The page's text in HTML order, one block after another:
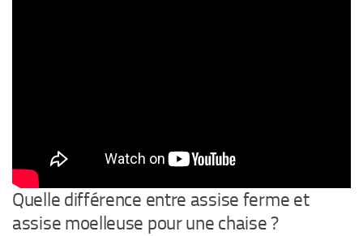
Quelle différence entre assise ferme et
assise moelleuse pour une chaise ?